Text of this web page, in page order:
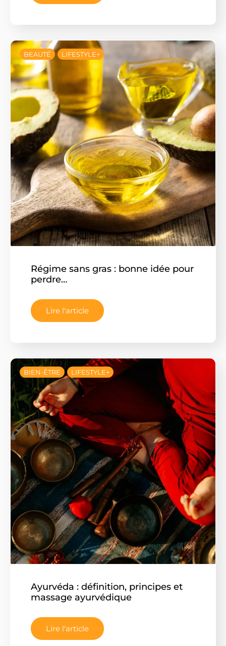
BEAUTÉ LIFESTYLE+
Régime sans gras : bonne idée pour
perdre…
Lire l'article
BIEN-ÊTRE LIFESTYLE+
Ayurvéda : définition, principes et
massage ayurvédique
Lire l'article